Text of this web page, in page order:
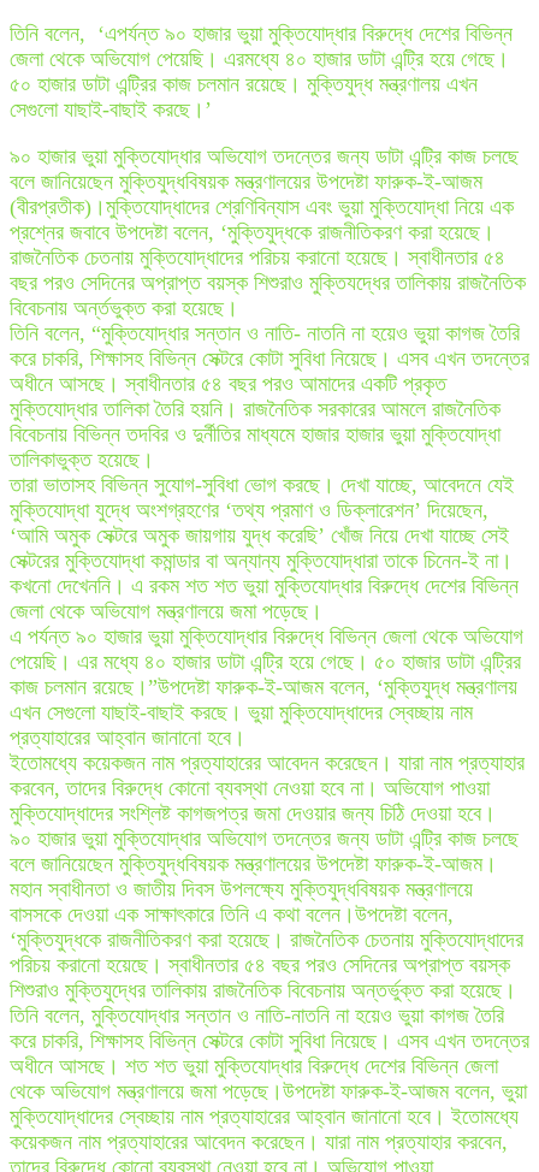
তিনি বলেন, ‘এপর্যন্ত ৯০ হাজার ভুয়া মুক্তিযোদ্ধার বিরুদ্ধে দেশের বিভিন্ন
জেলা থেকে অভিযোগ পেয়েছি। এরমধ্যে ৪০ হাজার ডাটা এন্ট্রি হয়ে গেছে।
৫০ হাজার ডাটা এন্ট্রির কাজ চলমান রয়েছে। মুক্তিযুদ্ধ মন্ত্রণালয় এখন
সেগুলো যাছাই-বাছাই করছে।’
৯০ হাজার ভুয়া মুক্তিযোদ্ধার অভিযোগ তদন্তের জন্য ডাটা এন্ট্রি কাজ চলছে
বলে জানিয়েছেন মুক্তিযুদ্ধবিষয়ক মন্ত্রণালয়ের উপদেষ্টা ফারুক-ই-আজম
(বীরপ্রতীক)।মুক্তিযোদ্ধাদের শ্রেণিবিন্যাস এবং ভুয়া মুক্তিযোদ্ধা নিয়ে এক
প্রশ্নের জবাবে উপদেষ্টা বলেন, ‘মুক্তিযুদ্ধকে রাজনীতিকরণ করা হয়েছে।
রাজনৈতিক চেতনায় মুক্তিযোদ্ধাদের পরিচয় করানো হয়েছে। স্বাধীনতার ৫৪
বছর পরও সেদিনের অপ্রাপ্ত বয়স্ক শিশুরাও মুক্তিযদ্ধের তালিকায় রাজনৈতিক
বিবেচনায় অর্ন্তভুক্ত করা হয়েছে।
তিনি বলেন, “মুক্তিযোদ্ধার সন্তান ও নাতি- নাতনি না হয়েও ভুয়া কাগজ তৈরি
করে চাকরি, শিক্ষাসহ বিভিন্ন সেক্টরে কোটা সুবিধা নিয়েছে। এসব এখন তদন্তের
অধীনে আসছে। স্বাধীনতার ৫৪ বছর পরও আমাদের একটি প্রকৃত
মুক্তিযোদ্ধার তালিকা তৈরি হয়নি। রাজনৈতিক সরকারের আমলে রাজনৈতিক
বিবেচনায় বিভিন্ন তদবির ও দুর্নীতির মাধ্যমে হাজার হাজার ভুয়া মুক্তিযোদ্ধা
তালিকাভুক্ত হয়েছে।
তারা ভাতাসহ বিভিন্ন সুযোগ-সুবিধা ভোগ করছে। দেখা যাচ্ছে, আবেদনে যেই
মুক্তিযোদ্ধা যুদ্ধে অংশগ্রহণের ‘তথ্য প্রমাণ ও ডিক্লারেশন’ দিয়েছেন,
‘আমি অমুক সেক্টরে অমুক জায়গায় যুদ্ধ করেছি’ খোঁজ নিয়ে দেখা যাচ্ছে সেই
সেক্টরের মুক্তিযোদ্ধা কমান্ডার বা অন্যান্য মুক্তিযোদ্ধারা তাকে চিনেন-ই না।
কখনো দেখেননি। এ রকম শত শত ভুয়া মুক্তিযোদ্ধার বিরুদ্ধে দেশের বিভিন্ন
জেলা থেকে অভিযোগ মন্ত্রণালয়ে জমা পড়েছে।
এ পর্যন্ত ৯০ হাজার ভুয়া মুক্তিযোদ্ধার বিরুদ্ধে বিভিন্ন জেলা থেকে অভিযোগ
পেয়েছি। এর মধ্যে ৪০ হাজার ডাটা এন্ট্রি হয়ে গেছে। ৫০ হাজার ডাটা এন্ট্রির
কাজ চলমান রয়েছে।”উপদেষ্টা ফারুক-ই-আজম বলেন, ‘মুক্তিযুদ্ধ মন্ত্রণালয়
এখন সেগুলো যাছাই-বাছাই করছে। ভুয়া মুক্তিযোদ্ধাদের স্বেচ্ছায় নাম
প্রত্যাহারের আহ্বান জানানো হবে।
ইতোমধ্যে কয়েকজন নাম প্রত্যাহারের আবেদন করেছেন। যারা নাম প্রত্যাহার
করবেন, তাদের বিরুদ্ধে কোনো ব্যবস্থা নেওয়া হবে না। অভিযোগ পাওয়া
মুক্তিযোদ্ধাদের সংশ্লিষ্ট কাগজপত্র জমা দেওয়ার জন্য চিঠি দেওয়া হবে।
৯০ হাজার ভুয়া মুক্তিযোদ্ধার অভিযোগ তদন্তের জন্য ডাটা এন্ট্রি কাজ চলছে
বলে জানিয়েছেন মুক্তিযুদ্ধবিষয়ক মন্ত্রণালয়ের উপদেষ্টা ফারুক-ই-আজম।
মহান স্বাধীনতা ও জাতীয় দিবস উপলক্ষ্যে মুক্তিযুদ্ধবিষয়ক মন্ত্রণালয়ে
বাসসকে দেওয়া এক সাক্ষাৎকারে তিনি এ কথা বলেন।উপদেষ্টা বলেন,
‘মুক্তিযুদ্ধকে রাজনীতিকরণ করা হয়েছে। রাজনৈতিক চেতনায় মুক্তিযোদ্ধাদের
পরিচয় করানো হয়েছে। স্বাধীনতার ৫৪ বছর পরও সেদিনের অপ্রাপ্ত বয়স্ক
শিশুরাও মুক্তিযুদ্ধের তালিকায় রাজনৈতিক বিবেচনায় অন্তর্ভুক্ত করা হয়েছে।
তিনি বলেন, মুক্তিযোদ্ধার সন্তান ও নাতি-নাতনি না হয়েও ভুয়া কাগজ তৈরি
করে চাকরি, শিক্ষাসহ বিভিন্ন সেক্টরে কোটা সুবিধা নিয়েছে। এসব এখন তদন্তের
অধীনে আসছে। শত শত ভুয়া মুক্তিযোদ্ধার বিরুদ্ধে দেশের বিভিন্ন জেলা
থেকে অভিযোগ মন্ত্রণালয়ে জমা পড়েছে।উপদেষ্টা ফারুক-ই-আজম বলেন, ভুয়া
মুক্তিযোদ্ধাদের স্বেচ্ছায় নাম প্রত্যাহারের আহ্বান জানানো হবে। ইতোমধ্যে
কয়েকজন নাম প্রত্যাহারের আবেদন করেছেন। যারা নাম প্রত্যাহার করবেন,
তাদের বিরুদ্ধে কোনো ব্যবস্থা নেওয়া হবে না। অভিযোগ পাওয়া